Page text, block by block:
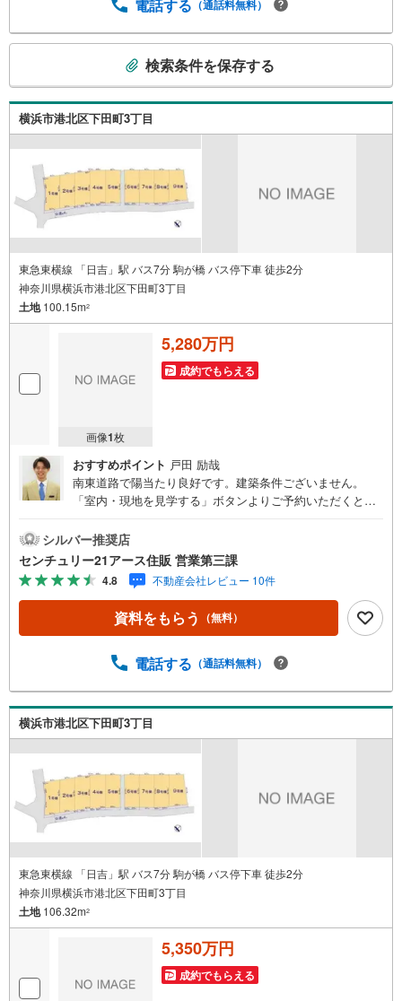
だわる◆大きな金額を長期間で返済する住宅ローンは優遇
金利が0.1％変わるだけで、支払い総額に大きな変化が生じ
ます。取引の多い弊社は金融機関の特色、傾向、トレンド
を熟知しておりますので、お客様のニーズにあった金融機
関をご紹介させて頂きます。
電話する （通話料無料）
検
索
条
件
知
受
け
取
る
・
を
存
す
る
検索条件を保存する
横浜市港北区下田町3丁目
東急東横線 「日吉」駅 バス7分 駒が橋 バス停下車 徒歩2分
神奈川県横浜市港北区下田町3丁目
土地100.15m2
画像1枚
5,280万円
成約でもらえる
おすすめポイント 戸田 励哉
南東道路で陽当たり良好です。建築条件ございません。
「室内・現地を見学する」ボタンよりご予約いただくとご
のポイント】◆センチュリオン獲得店舗◆全国約970店舗あ
るセンチュリー21のお店。その中でも、アメリカ本部が設
ける一定基準を満たした、上位4％しか受賞できない賞。そ
れが「センチュリオン」です。弊社はそのセンチュリオン
を2002年から欠かすことなく取り続けております。◆住宅
ローン相談会◆お客様にあった無理のない住宅ローンの試
す。人生最大のお買い物になりますので、しっかりとした
だわる◆大きな金額を長期間で返済する住宅ローンは優遇
金利が0.1％変わるだけで、支払い総額に大きな変化が生じ
ます。取引の多い弊社は金融機関の特色、傾向、トレンド
を熟知しておりますので、お客様のニーズにあった金融機
関をご紹介させて頂きます。
シルバー推奨店
センチュリー21アース住販 営業第三課
4.8 不動産会社レビュー 10件
資料をもらう （無料）
電話する （通話料無料）
横浜市港北区下田町3丁目
東急東横線 「日吉」駅 バス7分 駒が橋 バス停下車 徒歩2分
神奈川県横浜市港北区下田町3丁目
土地106.32m2
5,350万円
成約でもらえる